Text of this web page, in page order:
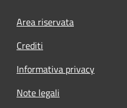
Footer menu
Area riservata
Crediti
Informativa privacy
Note legali